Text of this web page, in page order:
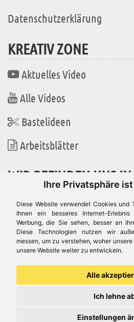
Ihre Privatsphäre
Diese Website verwendet Cookies und
Ihnen ein besseres Internet-
Werbung, die Sie sehen, besser an
Diese Technologien nutzen wir
messen, um zu verstehen, woher
unsere Website weiter zu entwickeln.
Alle
Ich lehne
Einstellungen
Datenschutzerklärung
KREATIV ZONE
Aktuelles Video
Alle Videos
Bastelideen
Arbeitsblätter
WIR BEFINDEN UNS IN
Es gibt uns auch in